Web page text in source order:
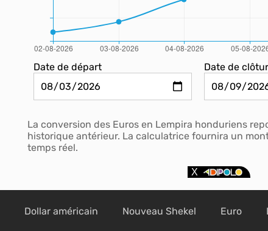
Date de départ Date de
La conversion des Euros en Lempira honduriens
historique antérieur. La calculatrice fournira un
temps réel.
Dollar américain Nouveau Shekel Euro